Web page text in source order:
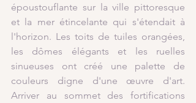
époustouflante sur la ville pittoresque
et la mer étincelante qui s'étendait à
l'horizon. Les toits de tuiles orangées,
les dômes élégants et les ruelles
sinueuses ont créé une palette de
couleurs digne d'une œuvre d'art.
Arriver au sommet des fortifications